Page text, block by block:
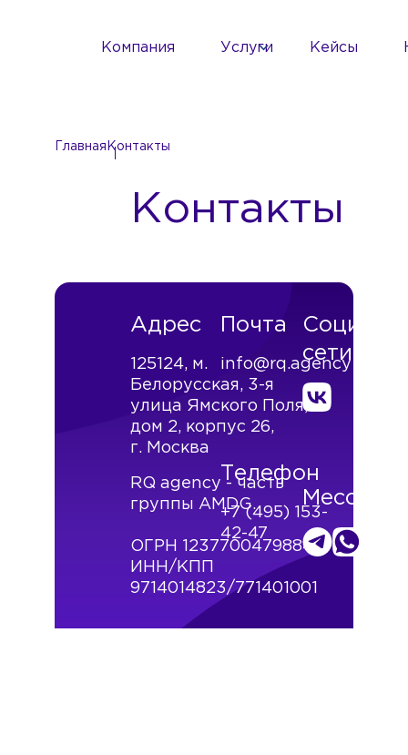
Компания Услуги Кейсы
Главная Контакты
Контакты
Адрес
125124, м.
Белорусская, 3-я
улица Ямского Поля,
дом 2, корпус 26,
г. Москва
RQ agency - часть
группы AMDG.
ОГРН 1237700479884
ИНН/КПП
9714014823/771401001
Почта
info@rq.agency
Телефон
+7 (495) 153-
42-47
сети